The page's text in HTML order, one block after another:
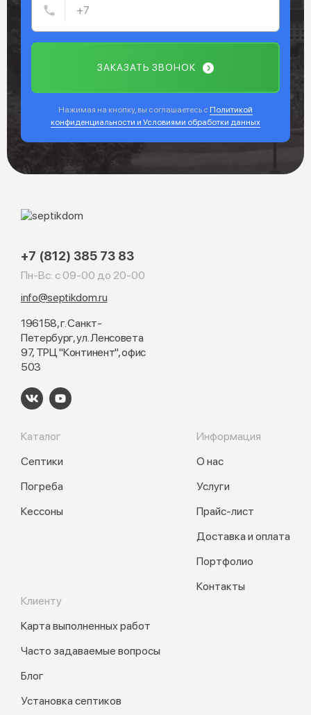
ЗАКАЗАТЬ ЗВОНОК
Нажимая на кнопку, вы соглашаетесь с Политикой
конфиденциальности и Условиями обработки данных
+7 (812) 385 73 83
Пн-Вс: с 09-00 до 20-00
info@septikdom.ru
196158, г. Санкт-
Петербург, ул. Ленсовета
97, ТРЦ "Континент", офис
503
Каталог
Септики
Погреба
Кессоны
Информация
О нас
Услуги
Прайс-лист
Доставка и оплата
Портфолио
Контакты
Клиенту
Карта выполненных работ
Часто задаваемые вопросы
Блог
Установка септиков